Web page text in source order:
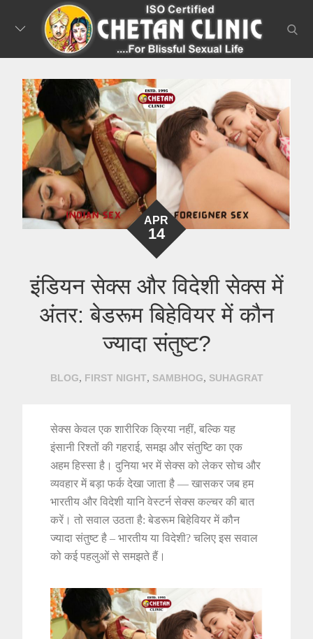
APR
14
इंडियन सेक्स और विदेशी सेक्स में
अंतर: बेडरूम बिहेवियर में कौन
ज्यादा संतुष्ट?
BLOG, FIRST NIGHT, SAMBHOG, SUHAGRAT
सेक्स केवल एक शारीरिक क्रिया नहीं, बल्कि यह
इंसानी रिश्तों की गहराई, समझ और संतुष्टि का एक
अहम हिस्सा है। दुनिया भर में सेक्स को लेकर सोच और
व्यवहार में बड़ा फर्क देखा जाता है — खासकर जब हम
भारतीय और विदेशी यानि वेस्टर्न सेक्स कल्चर की बात
करें। तो सवाल उठता है: बेडरूम बिहेवियर में कौन
ज्यादा संतुष्ट है – भारतीय या विदेशी? चलिए इस सवाल
को कई पहलुओं से समझते हैं।